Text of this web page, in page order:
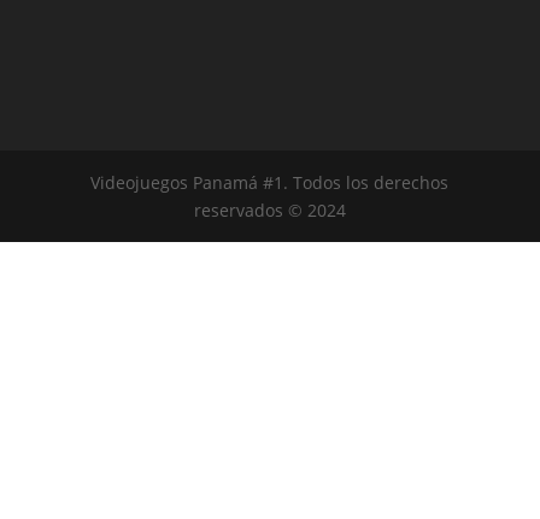
Videojuegos Panamá #1. Todos los derechos
reservados © 2024